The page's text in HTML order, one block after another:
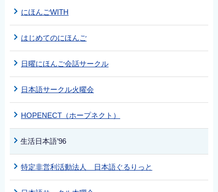
にほんごWITH
はじめてのにほんご
日曜にほんご会話サークル
日本語サークル火曜会
HOPENECT（ホープネクト）
生活日本語’96
特定非営利活動法人 日本語ぐるりっと